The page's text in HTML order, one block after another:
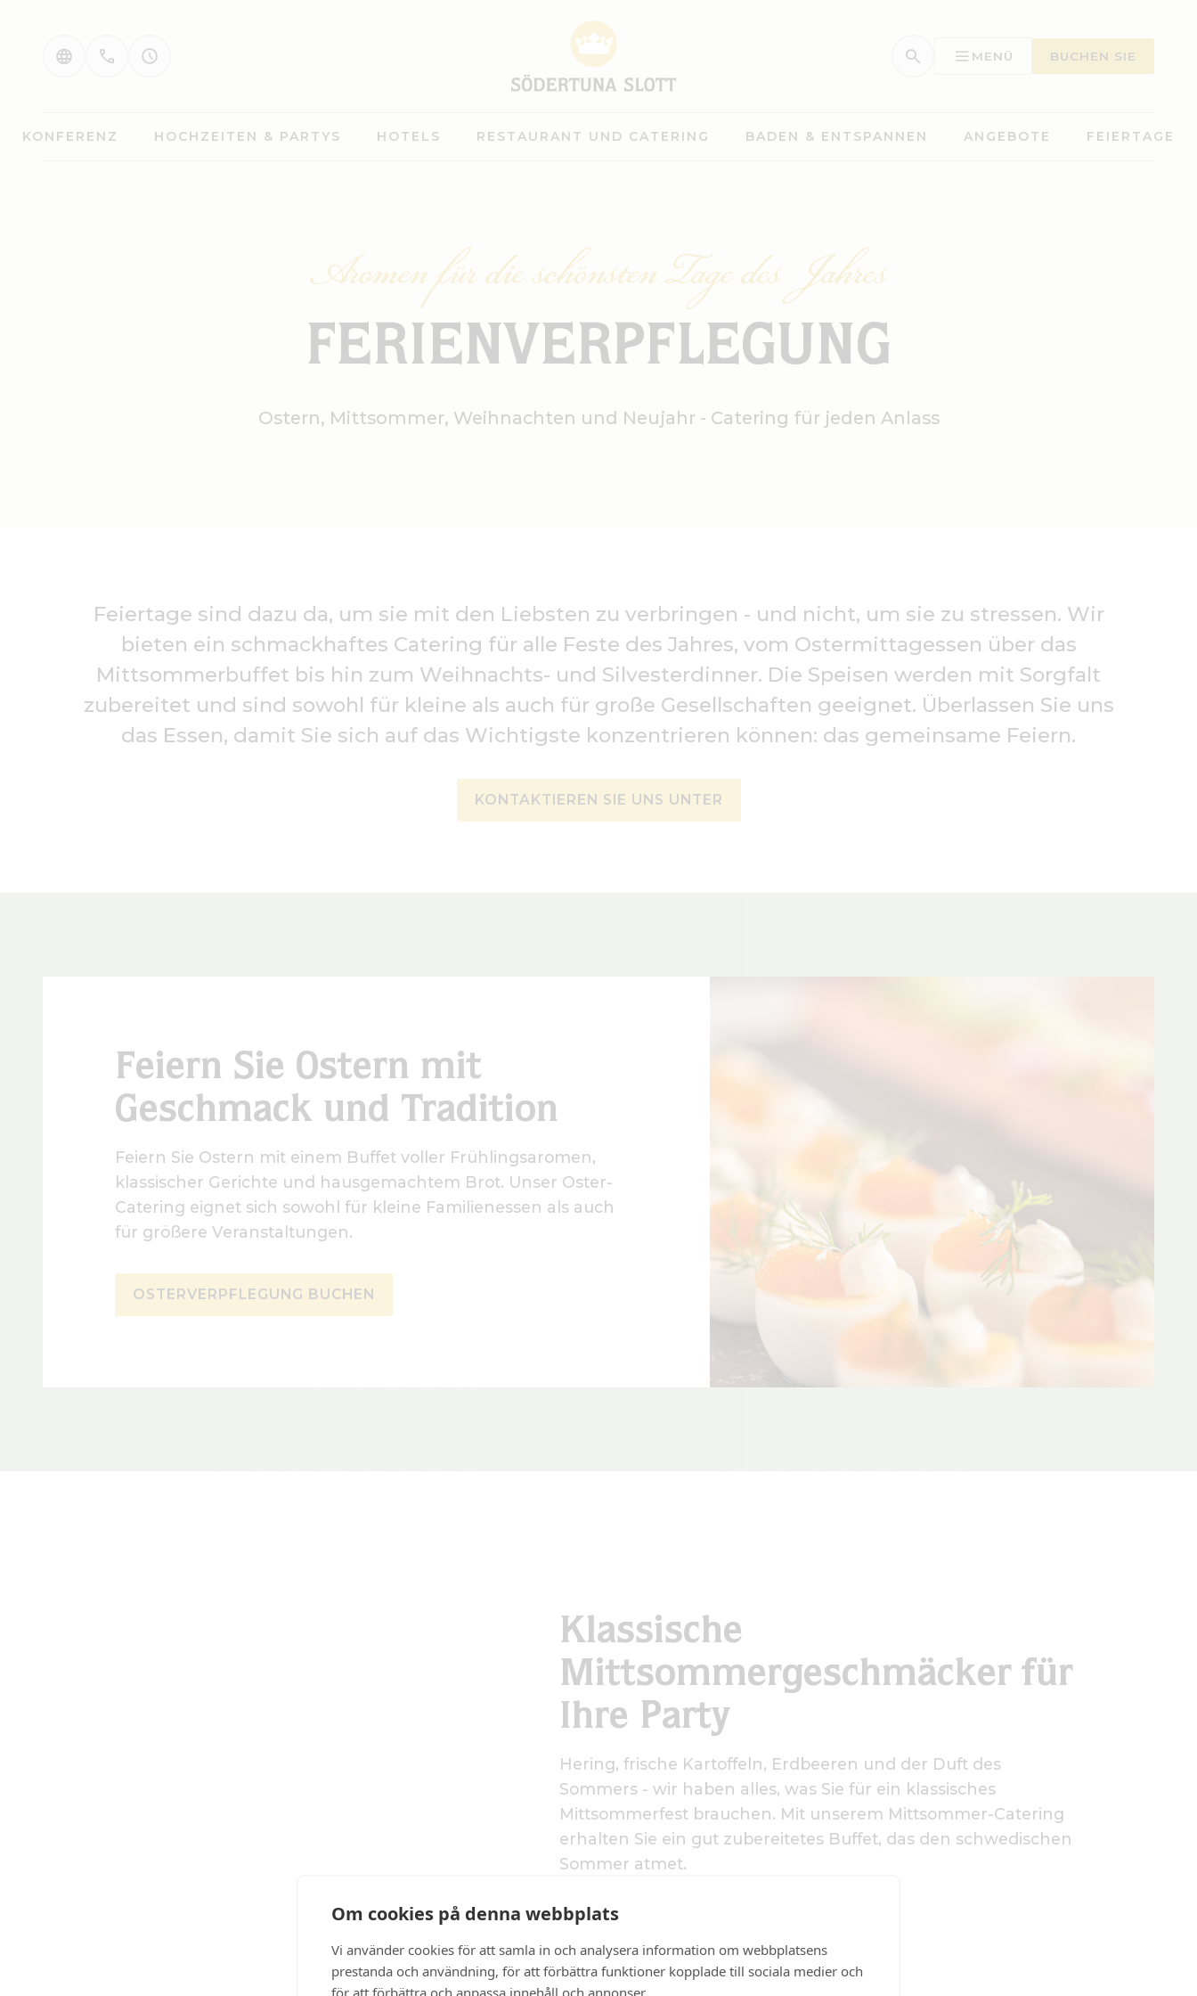
Om cookies på denna webbplats
Vi använder cookies för att samla in och analysera information om webbplatsens
prestanda och användning, för att förbättra funktioner kopplade till sociala medier och
för att förbättra och anpassa innehåll och annonser.
MENÜ BUCHEN SIE
KONFERENZ HOCHZEITEN & PARTYS HOTELS RESTAURANT UND CATERING BADEN & ENTSPANNEN ANGEBOTE FEIERTAGE
Aromen für die schönsten Tage des Jahres
FERIENVERPFLEGUNG
Ostern, Mittsommer, Weihnachten und Neujahr - Catering für jeden Anlass
Feiertage sind dazu da, um sie mit den Liebsten zu verbringen - und nicht, um sie zu stressen. Wir
bieten ein schmackhaftes Catering für alle Feste des Jahres, vom Ostermittagessen über das
Mittsommerbuffet bis hin zum Weihnachts- und Silvesterdinner. Die Speisen werden mit Sorgfalt
zubereitet und sind sowohl für kleine als auch für große Gesellschaften geeignet. Überlassen Sie uns
das Essen, damit Sie sich auf das Wichtigste konzentrieren können: das gemeinsame Feiern.
KONTAKTIEREN SIE UNS UNTER
Feiern Sie Ostern mit
Geschmack und Tradition
Feiern Sie Ostern mit einem Buffet voller Frühlingsaromen,
klassischer Gerichte und hausgemachtem Brot. Unser Oster-
Catering eignet sich sowohl für kleine Familienessen als auch
für größere Veranstaltungen.
OSTERVERPFLEGUNG BUCHEN
Klassische
Mittsommergeschmäcker für
Ihre Party
Hering, frische Kartoffeln, Erdbeeren und der Duft des
Sommers - wir haben alles, was Sie für ein klassisches
Mittsommerfest brauchen. Mit unserem Mittsommer-Catering
erhalten Sie ein gut zubereitetes Buffet, das den schwedischen
Sommer atmet.
MITTSOMMER-CATERING BUCHEN